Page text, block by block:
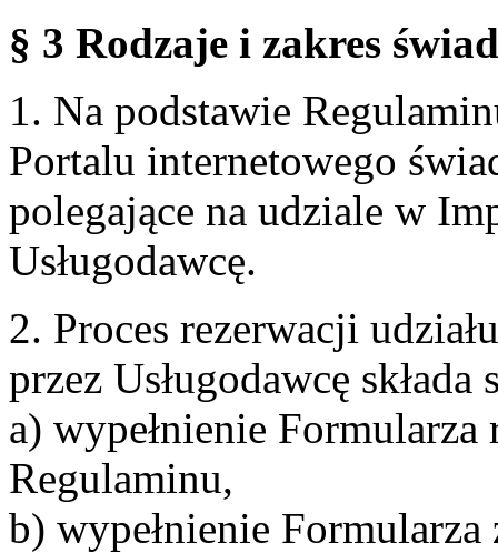
§ 3 Rodzaje i zakres
1. Na podstawie
Portalu internetowego
polegające na udziale w
Usługodawcę.
2. Proces rezerwacji
przez Usługodawcę
a) wypełnienie
Regulaminu,
b) wypełnienie Formularza